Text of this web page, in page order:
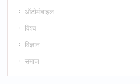
ऑटोमोबाइल
विश्व
विज्ञान
समाज